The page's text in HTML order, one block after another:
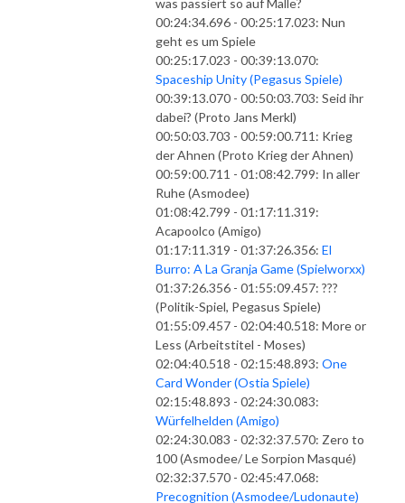
00:24:34.696 - 00:25:17.023: Nun
geht es um Spiele
00:25:17.023 - 00:39:13.070:
Spaceship Unity (Pegasus Spiele)
00:39:13.070 - 00:50:03.703: Seid ihr
dabei? (Proto Jans Merkl)
00:50:03.703 - 00:59:00.711: Krieg
der Ahnen (Proto Krieg der Ahnen)
00:59:00.711 - 01:08:42.799: In aller
Ruhe (Asmodee)
01:08:42.799 - 01:17:11.319:
Acapoolco (Amigo)
01:17:11.319 - 01:37:26.356: El
Burro: A La Granja Game (Spielworxx)
01:37:26.356 - 01:55:09.457: ???
(Politik-Spiel, Pegasus Spiele)
01:55:09.457 - 02:04:40.518: More or
Less (Arbeitstitel - Moses)
02:04:40.518 - 02:15:48.893: One
Card Wonder (Ostia Spiele)
02:15:48.893 - 02:24:30.083:
Würfelhelden (Amigo)
02:24:30.083 - 02:32:37.570: Zero to
100 (Asmodee/ Le Sorpion Masqué)
02:32:37.570 - 02:45:47.068:
Precognition (Asmodee/Ludonaute)